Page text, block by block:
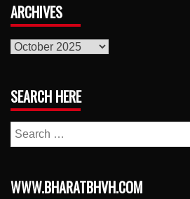
ARCHIVES
archives
SEARCH HERE
Search
for:
WWW.BHARATBHVH.COM